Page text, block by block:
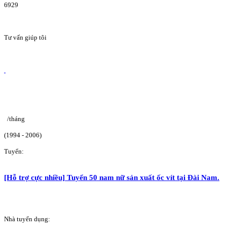
6929
Tư vấn giúp tôi
/tháng
(1994 - 2006)
Tuyển:
[Hỗ trợ cực nhiều] Tuyển 50 nam nữ sản xuất ốc vít tại Đài Nam.
Nhà tuyển dụng: